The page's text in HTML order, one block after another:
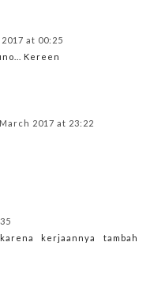
at 00:25
Kereen
2017 at 23:22
kerjaannya tambah